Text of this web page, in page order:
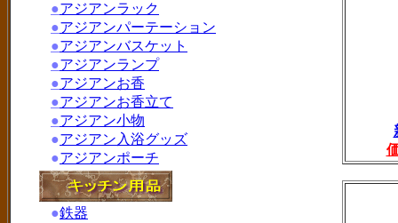
●アジアンラック
●アジアンパーテーション
●アジアンバスケット
●アジアンランプ
●アジアンお香
●アジアンお香立て
●アジアン小物
●アジアン入浴グッズ
●アジアンポーチ
●鉄器